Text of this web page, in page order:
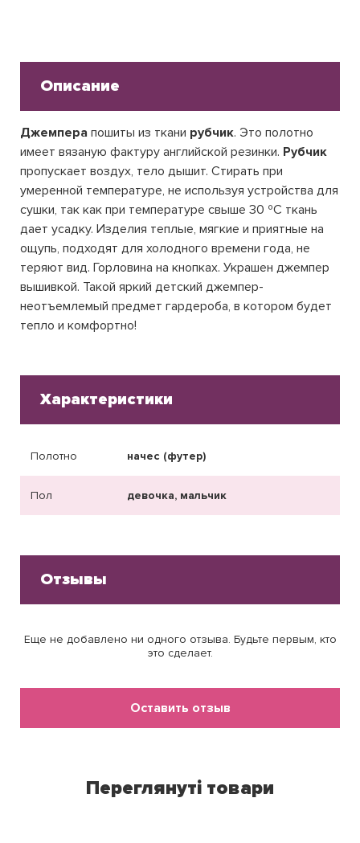
Описание
Джемпера пошиты из ткани рубчик. Это полотно
имеет вязаную фактуру английской резинки. Рубчик
пропускает воздух, тело дышит. Стирать при
умеренной температуре, не используя устройства для
сушки, так как при температуре свыше 30 ºC ткань
дает усадку. Изделия теплые, мягкие и приятные на
ощупь, подходят для холодного времени года, не
теряют вид. Горловина на кнопках. Украшен джемпер
вышивкой. Такой яркий детский джемпер-
неотъемлемый предмет гардероба, в котором будет
тепло и комфортно!
Характеристики
Полотно начес (футер)
Пол девочка, мальчик
Отзывы
Еще не добавлено ни одного отзыва. Будьте первым, кто
это сделает.
Оставить отзыв
Переглянуті товари